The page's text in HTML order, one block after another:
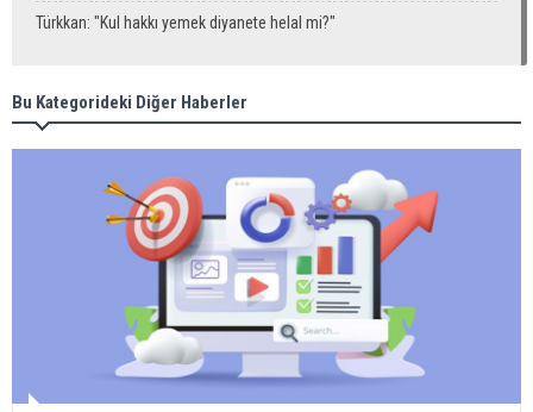
Türkkan: "Kul hakkı yemek diyanete helal mi?"
Bu Kategorideki Diğer Haberler